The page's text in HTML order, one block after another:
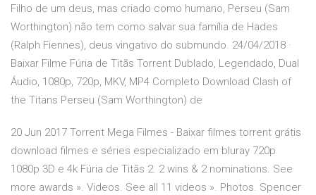
Filho de um deus, mas criado como humano, Perseu (Sam
Worthington) não tem como salvar sua família de Hades
(Ralph Fiennes), deus vingativo do submundo. 24/04/2018 ·
Baixar Filme Fúria de Titãs Torrent Dublado, Legendado, Dual
Áudio, 1080p, 720p, MKV, MP4 Completo Download Clash of
the Titans Perseu (Sam Worthington) de
20 Jun 2017 Torrent Mega Filmes - Baixar filmes torrent grátis
download filmes e séries especializado em bluray 720p
1080p 3D e 4k Fúria de Titãs 2. 2 wins & 2 nominations. See
more awards ». Videos. See all 11 videos ». Photos. Spencer